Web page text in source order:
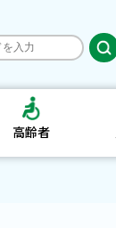
高齢者